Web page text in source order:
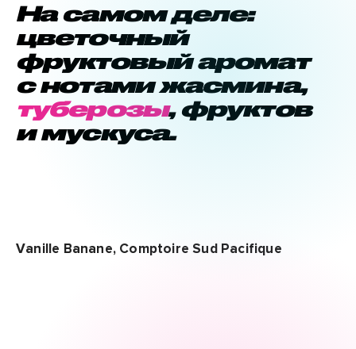
На самом деле:
цветочный
фруктовый аромат
с нотами жасмина,
туберозы, фруктов
и мускуса.
Vanille Banane, Comptoire Sud Pacifique